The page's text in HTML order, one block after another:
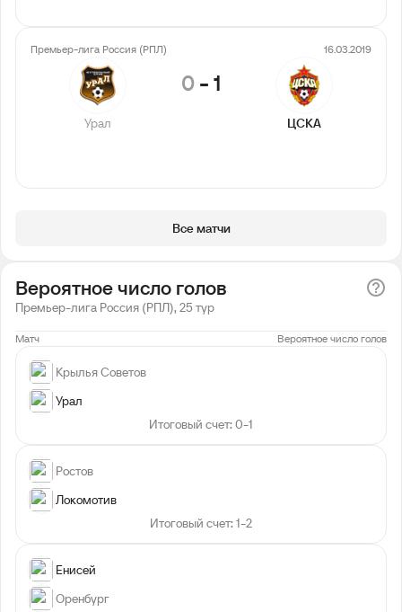
Премьер-лига Россия (РПЛ) 16.03.2019
Урал
0-1
ЦСКА
Все матчи
Вероятное число голов
Премьер-лига Россия (РПЛ), 25 тур
Матч Вероятное число голов
Крылья Советов
Урал
Итоговый счет: 0-1
Ростов
Локомотив
Итоговый счет: 1-2
Енисей
Оренбург